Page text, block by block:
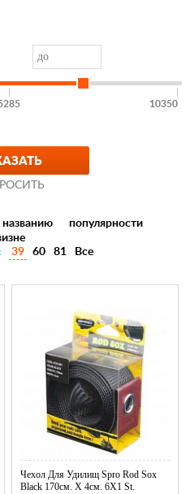
10350
названию
популярности
39 60 81 Все
Чехол Для Удилищ Spro Rod Sox
Black 170см. X 4см. 6X1 St.